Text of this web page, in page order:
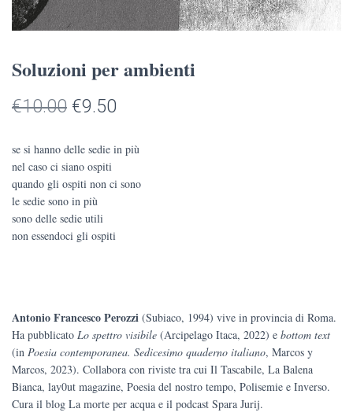
Soluzioni per ambienti
€10.00 Il
originale
era:
€10.00.
€9.50
è:
se si hanno delle sedie in più
nel caso ci siano ospiti
quando gli ospiti non ci sono
le sedie sono in più
sono delle sedie utili
non essendoci gli ospiti
Antonio Francesco Perozzi (Subiaco, 1994) vive in provincia di Roma.
Ha pubblicato Lo spettro visibile (Arcipelago Itaca, 2022) e bottom text
(in Poesia contemporanea. Sedicesimo quaderno italiano, Marcos y
Marcos, 2023). Collabora con riviste tra cui Il Tascabile, La Balena
Bianca, lay0ut magazine, Poesia del nostro tempo, Polisemie e Inverso.
Cura il blog La morte per acqua e il podcast Spara Jurij.